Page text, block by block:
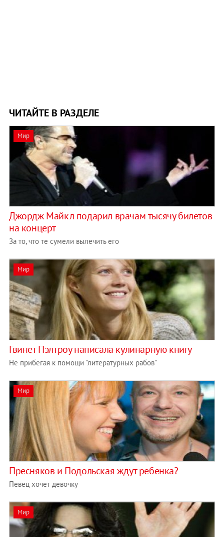
ЧИТАЙТЕ В РАЗДЕЛЕ
Мир
Джордж Майкл подарил врачам тысячу билетов
на концерт
За то, что те сумели вылечить его
Мир
Гвинет Пэлтроу написала кулинарную книгу
Не прибегая к помощи "литературных рабов"
Мир
Пресняков и Подольская ждут ребенка?
Певец хочет девочку
Мир